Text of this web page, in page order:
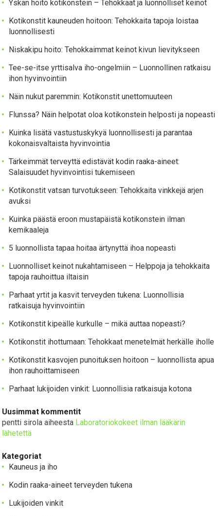
Yskän hoito kotikonstein – Tehokkaat ja luonnolliset keinot
Kotikonstit kauneuden hoitoon: Tehokkaita tapoja loistaa
luonnollisesti
Niskakipu hoito: Tehokkaimmat keinot kivun lievitykseen
Tee-se-itse yrttisalva iho-ongelmiin – Luonnollinen ratkaisu
ihon hyvinvointiin
Näin nukut paremmin: Kotikonstit unettomuuteen
Flunssa? Näin helpotat oloa kotikonstein helposti ja nopeasti
Kuinka lisätä vastustuskykyä luonnollisesti ja parantaa
kokonaisvaltaista hyvinvointia
Tärkeimmät terveyttä edistävät kodin raaka-aineet:
Salaisuudet hyvinvointisi tukemiseen
Kotikonstit vatsan turvotukseen: Tehokkaita vinkkejä arjen
avuksi
Kuinka päästä eroon mustapäistä kotikonstein ilman
kemikaaleja
5 luonnollista tapaa hoitaa ärtynyttä ihoa nopeasti
Luonnolliset keinot nukahtamiseen – Helppoja ja tehokkaita
tapoja rauhoittua iltaisin
Parhaat yrtit ja kasvit terveyden tukena: Luonnollisia
ratkaisuja hyvinvointiin
Kotikonstit kipeälle kurkulle – mikä auttaa nopeasti?
Kotikonstit ihottumaan: Tehokkaat menetelmät herkälle iholle
Kotikonstit kasvojen punoituksen hoitoon – luonnollista apua
ihon rauhoittamiseen
Parhaat lukijoiden vinkit: Luonnollisia ratkaisuja kotona
Uusimmat kommentit
pentti sirola aiheesta Laboratoriokokeet ilman lääkärin
lähetettä
Kategoriat
Kauneus ja iho
Kodin raaka-aineet terveyden tukena
Lukijoiden vinkit